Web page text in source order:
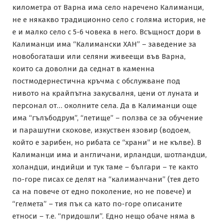
километра от Варна има село наречено Калиманци,
не е някакво традиционно село с голяма история, не
е и малко село с 5-6 човека в него. Всъщност дори в
Калиманци има “Калимански ХАН” – заведение за
новобогаташи или селяни живеещи във Варна,
които са доволни да седнат в каменна
постмодернестична кръчма с обслужване под
нивото на крайпътна закусвалня, цени от луната и
персонал от… околните села. Да в Калиманци още
има “гълъбодрум”, “летище” – ползва се за обучение
и парашутни скокове, изкуствен язовир (водоем,
който е зарибен, но рибата се “храни” и не кълве). В
Калиманци има и англичани, ирландци, шотландци,
холандци, индийци и тук таме – българи – те както
по-горе писах се делят на “калиманчани” (тея дето
са на повече от едно поколение, но не повече) и
“гелмета” – тия пък са като по-горе описаните
етноси – т.е. “придошли”. Едно нещо обаче няма в